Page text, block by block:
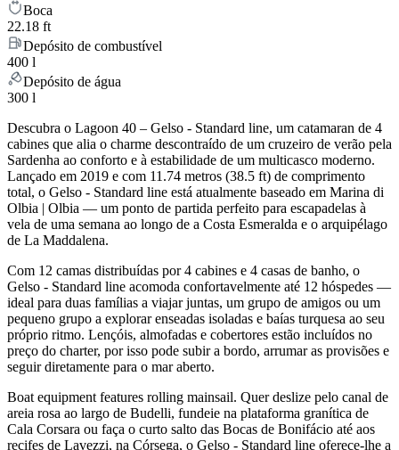
Boca
22.18 ft
Depósito de combustível
400 l
Depósito de água
300 l
Descubra o Lagoon 40 – Gelso - Standard line, um catamaran de 4
cabines que alia o charme descontraído de um cruzeiro de verão pela
Sardenha ao conforto e à estabilidade de um multicasco moderno.
Lançado em 2019 e com 11.74 metros (38.5 ft) de comprimento
total, o Gelso - Standard line está atualmente baseado em Marina di
Olbia | Olbia — um ponto de partida perfeito para escapadelas à
vela de uma semana ao longo de a Costa Esmeralda e o arquipélago
de La Maddalena.
Com 12 camas distribuídas por 4 cabines e 4 casas de banho, o
Gelso - Standard line acomoda confortavelmente até 12 hóspedes —
ideal para duas famílias a viajar juntas, um grupo de amigos ou um
pequeno grupo a explorar enseadas isoladas e baías turquesa ao seu
próprio ritmo. Lençóis, almofadas e cobertores estão incluídos no
preço do charter, por isso pode subir a bordo, arrumar as provisões e
seguir diretamente para o mar aberto.
Boat equipment features rolling mainsail. Quer deslize pelo canal de
areia rosa ao largo de Budelli, fundeie na plataforma granítica de
Cala Corsara ou faça o curto salto das Bocas de Bonifácio até aos
recifes de Lavezzi, na Córsega, o Gelso - Standard line oferece-lhe a